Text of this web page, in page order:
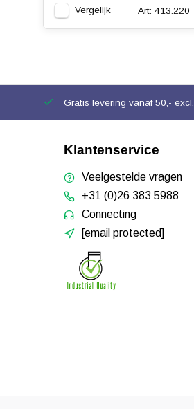
Vergelijk Art: 413.220
Gratis levering vanaf 50,- excl.
Klantenservice
Veelgestelde vragen
+31 (0)26 383 5988
Connecting
[email protected]